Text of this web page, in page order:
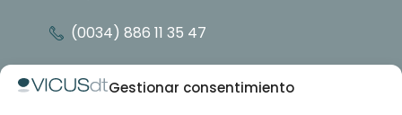
Gestionar consentimiento
(0034) 886 11 35 47
info@vicusdt.com